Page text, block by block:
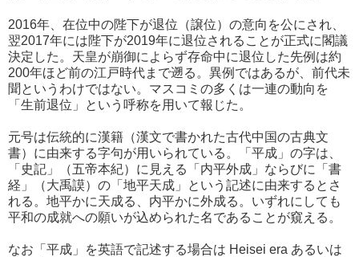
2016年、在位中の陛下が退位（譲位）の意向を公にされ、
翌2017年には陛下が2019年に退位されることが正式に閣議
決定した。天皇が崩御によらず存命中に退位した先例は約
200年ほど前の江戸時代まで遡る。異例ではあるが、前代未
聞というわけではない。マスコミの多くは一連の動向を
「生前退位」という呼称を用いて報じた。
元号は伝統的に漢籍（漢文で書かれた古代中国の古典文
書）に由来する字句が用いられている。「平成」の字は、
「史記」（五帝本紀）に見える「内平外成」ならびに「書
経」（大禹謨）の「地平天成」という記述に由来するとさ
れる。地平かに天成る、内平かに外成る。いずれにしても
平和の成就への願いが込められた名であることが窺える。
なお「平成」を英語で記述する場合は Heisei era あるいは